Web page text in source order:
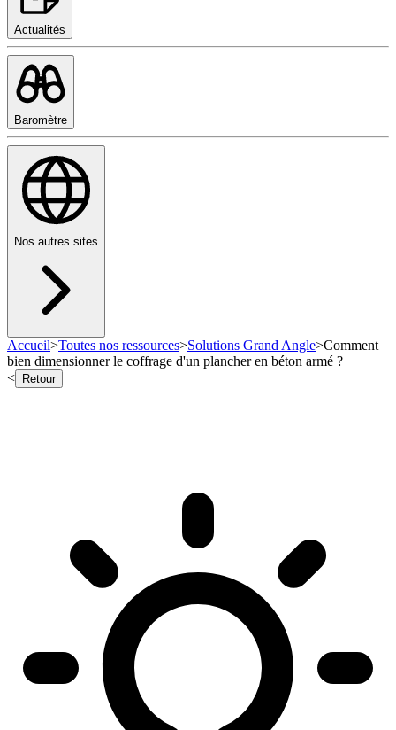
Actualités
Baromètre
Nos autres sites
Accueil>Toutes nos ressources>Solutions Grand Angle>Comment
bien dimensionner le coffrage d'un plancher en béton armé ?
<
Retour